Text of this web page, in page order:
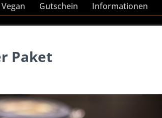
Gutschein Informationen
Paket